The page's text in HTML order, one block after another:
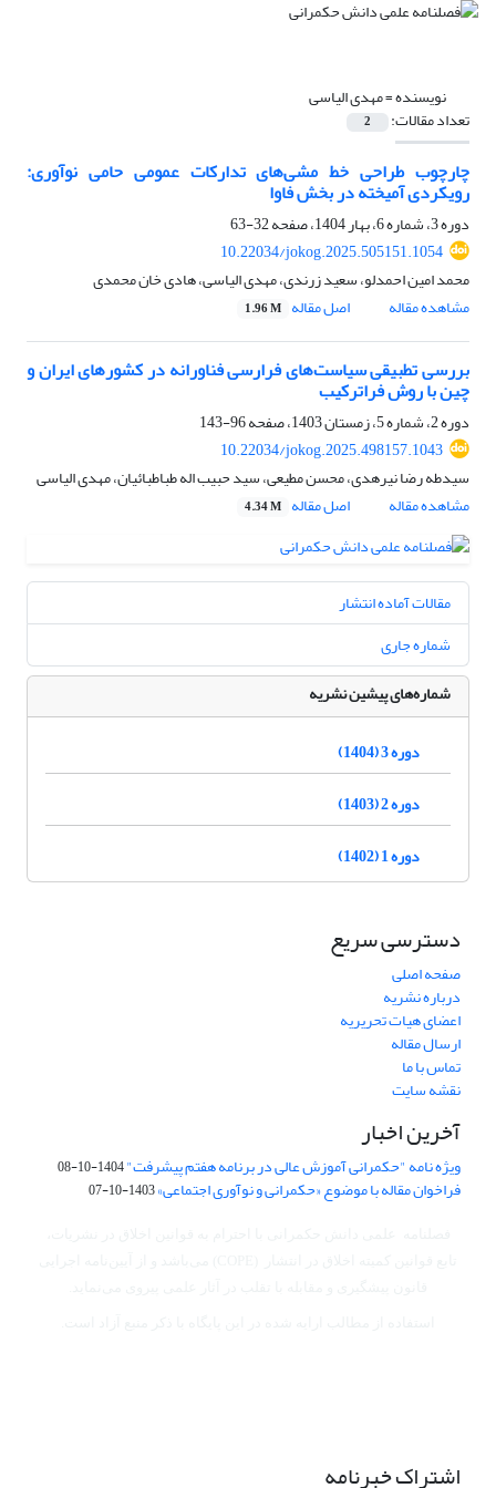
نویسنده =مهدی الیاسی
تعداد مقالات: 2
چارچوب طراحی خط مشی‌‌های تدارکات عمومی حامی نوآوری:
رویکردی آمیخته در بخش فاوا
دوره 3، شماره 6، بهار 1404، صفحه
32-63
10.22034/jokog.2025.505151.1054
محمد امین احمدلو، سعید زرندی، مهدی الیاسی، هادی خان محمدی
مشاهده مقاله
اصل مقاله 1.96 M
بررسی تطبیقی سیاست‌های فرارسی فناورانه در کشورهای ایران و
چین با روش فراترکیب
دوره 2، شماره 5، زمستان 1403، صفحه
96-143
10.22034/jokog.2025.498157.1043
سیدطه رضا نیرهدی، محسن مطیعی، سید حبیب اله طباطبائیان، مهدی الیاسی
مشاهده مقاله
اصل مقاله 4.34 M
مقالات آماده انتشار
شماره جاری
شماره‌های پیشین نشریه
دوره 3 (1404)
دوره 2 (1403)
دوره 1 (1402)
دسترسی سریع
صفحه اصلی
درباره نشریه
اعضای هیات تحریریه
ارسال مقاله
تماس با ما
نقشه سایت
آخرین اخبار
ویژه نامه "حکمرانی آموزش عالی در برنامه هفتم پیشرفت"1404-10-08
فراخوان مقاله با موضوع «حکمرانی و نوآوری اجتماعی»1403-10-07
اشتراک خبرنامه